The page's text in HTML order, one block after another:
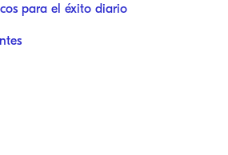
para el éxito diario